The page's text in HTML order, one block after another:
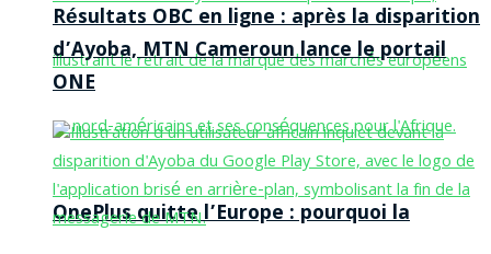
OnePlus quitte l’Europe : pourquoi la
Résultats OBC en ligne : après la disparition
d’Ayoba, MTN Cameroun lance le portail
ONE